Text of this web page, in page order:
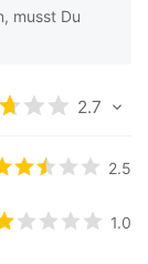
musst Du
2.7/5
2.7
2.5/
2.5
1 /5
1.0